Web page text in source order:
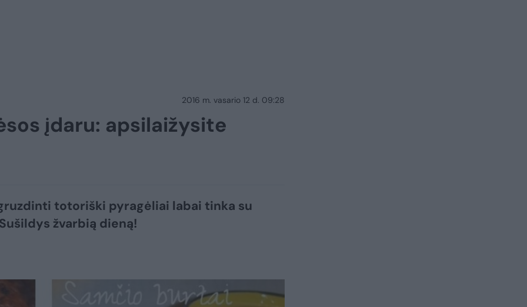
2016 m. vasario 12 d. 09:28
įdaru: apsilaižysite
totoriški pyragėliai labai tinka su
žvarbią dieną!